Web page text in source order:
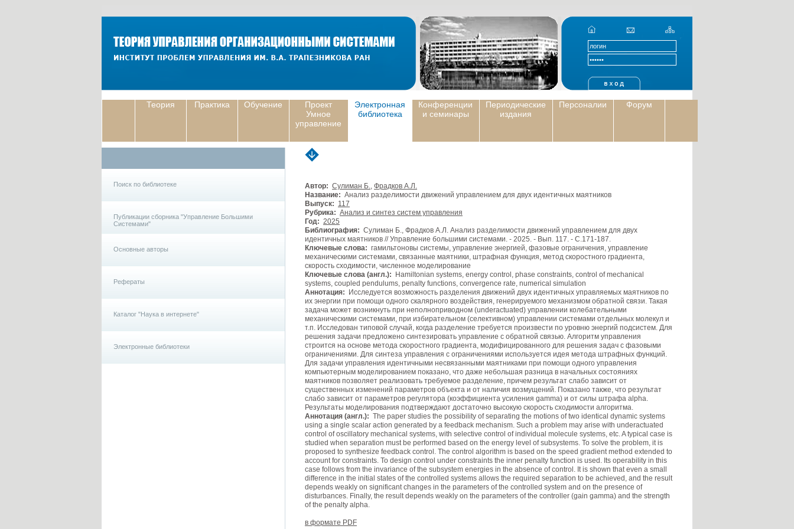
Теория Практика Обучение
Проект
Умное
управление
Электронная
библиотека
Конференции
и семинары
Периодические
издания
Персоналии Форум
Поиск по библиотеке
Публикации сборника "Управление Большими
Системами"
Основные авторы
Рефераты
Каталог "Наука в интернете"
Электронные библиотеки
Автор: Сулиман Б., Фрадков А.Л.
Название: Анализ разделимости движений управлением для двух идентичных маятников
Выпуск: 117
Рубрика: Анализ и синтез систем управления
Год: 2025
Библиография: Сулиман Б., Фрадков А.Л. Анализ разделимости движений управлением для двух
идентичных маятников // Управление большими системами. - 2025. - Вып. 117. - С.171-187.
Ключевые слова: гамильтоновы системы, управление энергией, фазовые ограничения, управление
механическими системами, связанные маятники, штрафная функция, метод скоростного градиента,
скорость сходимости, численное моделирование
Ключевые слова (англ.): Hamiltonian systems, energy control, phase constraints, control of mechanical
systems, coupled pendulums, penalty functions, convergence rate, numerical simulation
Аннотация: Исследуется возможность разделения движений двух идентичных управляемых маятников по
их энергии при помощи одного скалярного воздействия, генерируемого механизмом обратной связи. Такая
задача может возникнуть при неполноприводном (underactuated) управлении колебательными
механическими системами, при избирательном (селективном) управлении системами отдельных молекул и
т.п. Исследован типовой случай, когда разделение требуется произвести по уровню энергий подсистем. Для
решения задачи предложено синтезировать управление с обратной связью. Алгоритм управления
строится на основе метода скоростного градиента, модифицированного для решения задач с фазовыми
ограничениями. Для синтеза управления с ограничениями используется идея метода штрафных функций.
Для задачи управления идентичными несвязанными маятниками при помощи одного управления
компьютерным моделированием показано, что даже небольшая разница в начальных состояниях
маятников позволяет реализовать требуемое разделение, причем результат слабо зависит от
существенных изменений параметров объекта и от наличия возмущений. Показано также, что результат
слабо зависит от параметров регулятора (коэффициента усиления gamma) и от силы штрафа alpha.
Результаты моделирования подтверждают достаточно высокую скорость сходимости алгоритма.
Аннотация (англ.): The paper studies the possibility of separating the motions of two identical dynamic systems
using a single scalar action generated by a feedback mechanism. Such a problem may arise with underactuated
control of oscillatory mechanical systems, with selective control of individual molecule systems, etc. A typical case is
studied when separation must be performed based on the energy level of subsystems. To solve the problem, it is
proposed to synthesize feedback control. The control algorithm is based on the speed gradient method extended to
account for constraints. To design control under constraints the inner penalty function is used. Its operability in this
case follows from the invariance of the subsystem energies in the absence of control. It is shown that even a small
difference in the initial states of the controlled systems allows the required separation to be achieved, and the result
depends weakly on significant changes in the parameters of the controlled system and on the presence of
disturbances. Finally, the result depends weakly on the parameters of the controller (gain gamma) and the strength
of the penalty alpha.
в формате PDF